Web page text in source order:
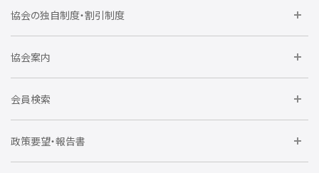
委員会に参加しよう
要望活動に参加しよう
協会の独自制度・割引制度
住宅瑕疵担保責任保険割引制度
全住協NET
不動産後見アドバイザー資格講習
会
協会案内
運営組織
トライアル会員制度
会員検索
企業会員
政策要望・報告書